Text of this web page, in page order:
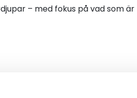
– med fokus på vad som